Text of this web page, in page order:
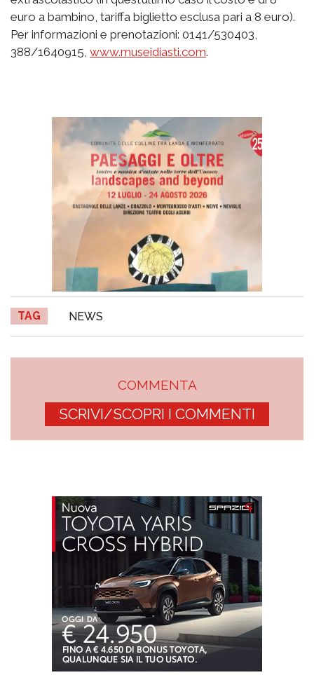
euro a bambino, tariffa biglietto esclusa pari a 8 euro).
Per informazioni e prenotazioni: 0141/530403,
388/1640915, www.museidiasti.com.
TAG NEWS
COMMENTA
SCRIVI/SCOPRI I COMMENTI